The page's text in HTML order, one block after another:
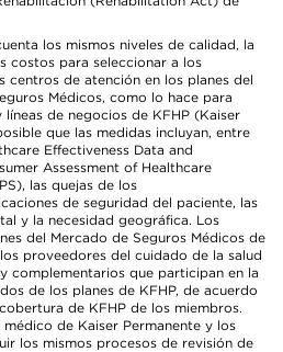
los mismos niveles de calidad, la
costos para seleccionar a los
centros de atención en los planes del
Médicos, como lo hace para
de negocios de KFHP (Kaiser
que las medidas incluyan, entre
Effectiveness Data and
Assessment of Healthcare
las quejas de los
de seguridad del paciente, las
y la necesidad geográfica. Los
del Mercado de Seguros Médicos de
proveedores del cuidado de la salud
complementarios que participan en la
de los planes de KFHP, de acuerdo
de KFHP de los miembros.
de Kaiser Permanente y los
los mismos procesos de revisión de